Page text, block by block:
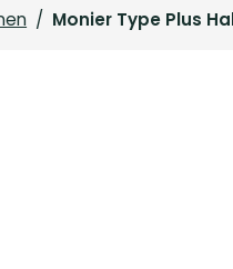
/ Monier Type Plus